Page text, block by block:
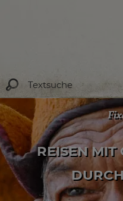
REISEN MIT